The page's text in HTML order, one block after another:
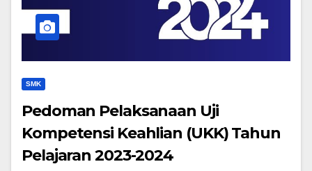
SMK
Pedoman Pelaksanaan Uji
Kompetensi Keahlian (UKK) Tahun
Pelajaran 2023-2024